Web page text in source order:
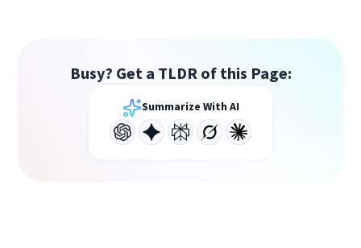
Busy? Get a TLDR of this Page:
Summarize With AI